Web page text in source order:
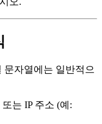
문자열에는 일반적으
는 IP 주소 (예: